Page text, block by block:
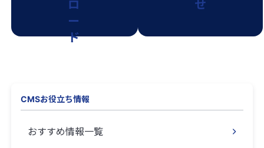
CMSお役立ち情報
おすすめ情報一覧
ロ
ー
ド
せ